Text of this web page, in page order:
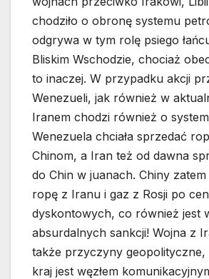
chodziło o obronę systemu
odgrywa w tym rolę psiego
Bliskim Wschodzie, chociaż
to inaczej. W przypadku akcji
Wenezueli, jak również w
Iranem chodzi również o
Wenezuela chciała sprzedać
Chinom, a Iran też od dawna
do Chin w juanach. Chiny
ropę z Iranu i gaz z Rosji po
dyskontowych, co również jest
absurdalnych sankcji! Wojna z
także przyczyny geopolityczne,
kraj jest węzłem